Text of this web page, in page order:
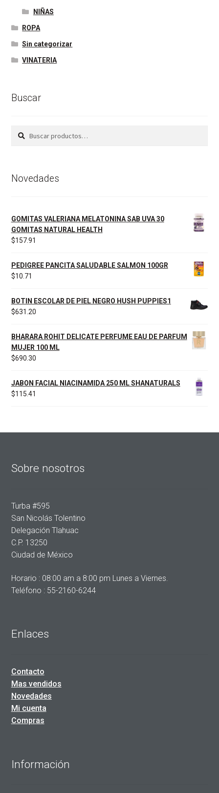
NIÑAS
ROPA
Sin categorizar
VINATERIA
Buscar
Buscar
Buscar
Novedades
GOMITAS VALERIANA MELATONINA SAB UVA 30
GOMITAS NATURAL HEALTH
$157.91
PEDIGREE PANCITA SALUDABLE SALMON 100GR
$10.71
BOTIN ESCOLAR DE PIEL NEGRO HUSH PUPPIES1
$631.20
BHARARA ROHIT DELICATE PERFUME EAU DE PARFUM
MUJER 100 ML
$690.30
JABON FACIAL NIACINAMIDA 250 ML SHANATURALS
$115.41
Sobre nosotros
Turba #595
San Nicolás Tolentino
Delegación Tlahuac
C.P. 13250
Ciudad de México
Horario : 08:00 am a 8:00 pm Lunes a Viernes.
Teléfono : 55-2160-6244
Enlaces
Contacto
Mas vendidos
Novedades
Mi cuenta
Compras
Información